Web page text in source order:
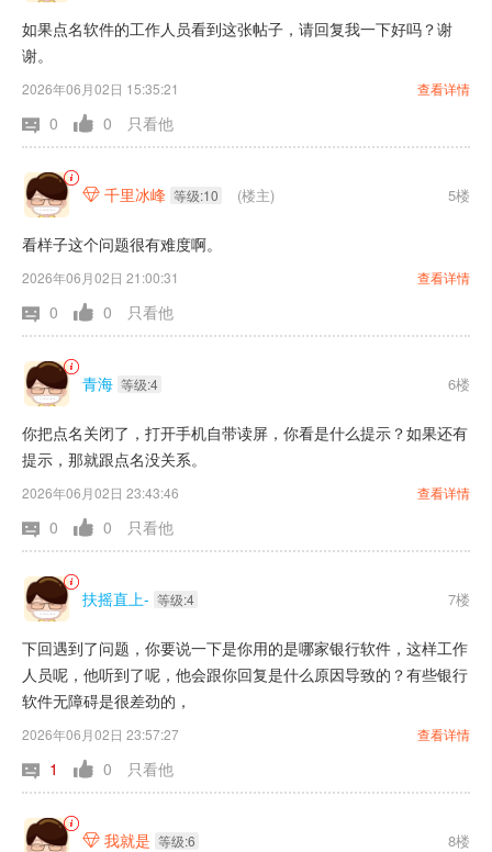
如果点名软件的工作人员看到这张帖子，请回复我一下好吗？谢
谢。
2026年06月02日 15:35:21 查看详情
0 0 只看他
 千里冰峰 等级:10 (楼主) 5楼
看样子这个问题很有难度啊。
2026年06月02日 21:00:31 查看详情
0 0 只看他
青海 等级:4 6楼
你把点名关闭了，打开手机自带读屏，你看是什么提示？如果还有
提示，那就跟点名没关系。
2026年06月02日 23:43:46 查看详情
0 0 只看他
扶摇直上- 等级:4 7楼
下回遇到了问题，你要说一下是你用的是哪家银行软件，这样工作
人员呢，他听到了呢，他会跟你回复是什么原因导致的？有些银行
软件无障碍是很差劲的，
2026年06月02日 23:57:27 查看详情
1 0 只看他
 我就是 等级:6 8楼